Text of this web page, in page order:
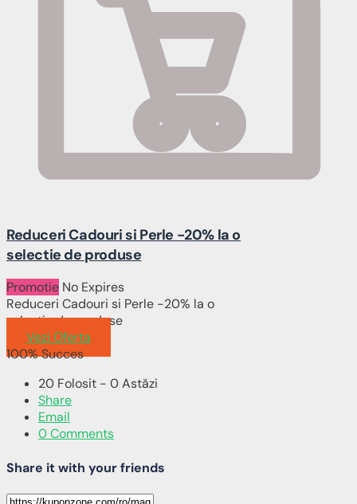
Reduceri Cadouri si Perle -20% la o
selectie de produse
Promotie No Expires
Reduceri Cadouri si Perle -20% la o
selectie de produse
Vezi Oferta
100% Succes
20 Folosit - 0 Astăzi
Share
Email
0 Comments
Share it with your friends